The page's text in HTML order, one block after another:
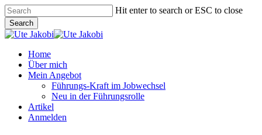
Skip
to
main
content
Hit enter to search or ESC to close
Search
Close
Menu
Home
Über mich
Mein Angebot
Führungs-Kraft im Jobwechsel
Neu in der Führungsrolle
Artikel
Anmelden